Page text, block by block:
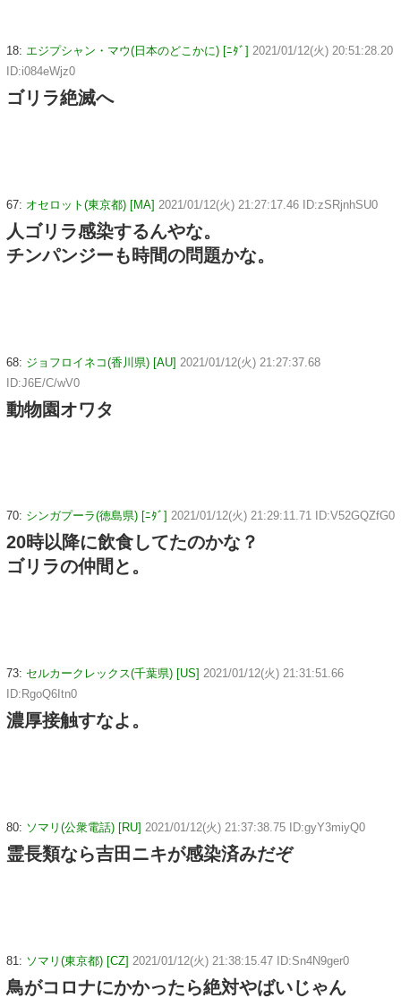
18: エジプシャン・マウ(日本のどこかに) [ﾆﾀﾞ] 2021/01/12(火) 20:51:28.20
ID:i084eWjz0
ゴリラ絶滅へ
67: オセロット(東京都) [MA] 2021/01/12(火) 21:27:17.46 ID:zSRjnhSU0
人ゴリラ感染するんやな。
チンパンジーも時間の問題かな。
68: ジョフロイネコ(香川県) [AU] 2021/01/12(火) 21:27:37.68
ID:J6E/C/wV0
動物園オワタ
70: シンガプーラ(徳島県) [ﾆﾀﾞ] 2021/01/12(火) 21:29:11.71 ID:V52GQZfG0
20時以降に飲食してたのかな？
ゴリラの仲間と。
73: セルカークレックス(千葉県) [US] 2021/01/12(火) 21:31:51.66
ID:RgoQ6Itn0
濃厚接触すなよ。
80: ソマリ(公衆電話) [RU] 2021/01/12(火) 21:37:38.75 ID:gyY3miyQ0
霊長類なら吉田ニキが感染済みだぞ
81: ソマリ(東京都) [CZ] 2021/01/12(火) 21:38:15.47 ID:Sn4N9ger0
鳥がコロナにかかったら絶対やばいじゃん